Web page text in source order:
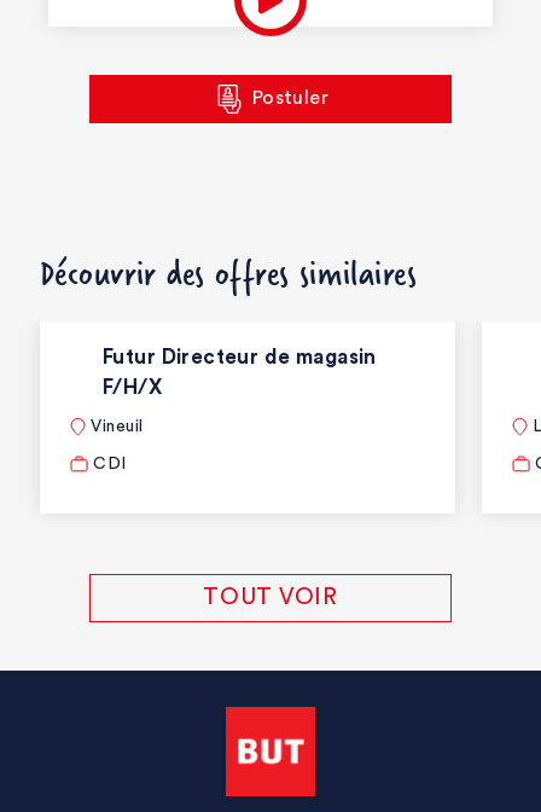
Postuler
Découvrir des offres similaires
Futur Directeur de magasin
F/H/X
Vineuil
CDI
TOUT VOIR